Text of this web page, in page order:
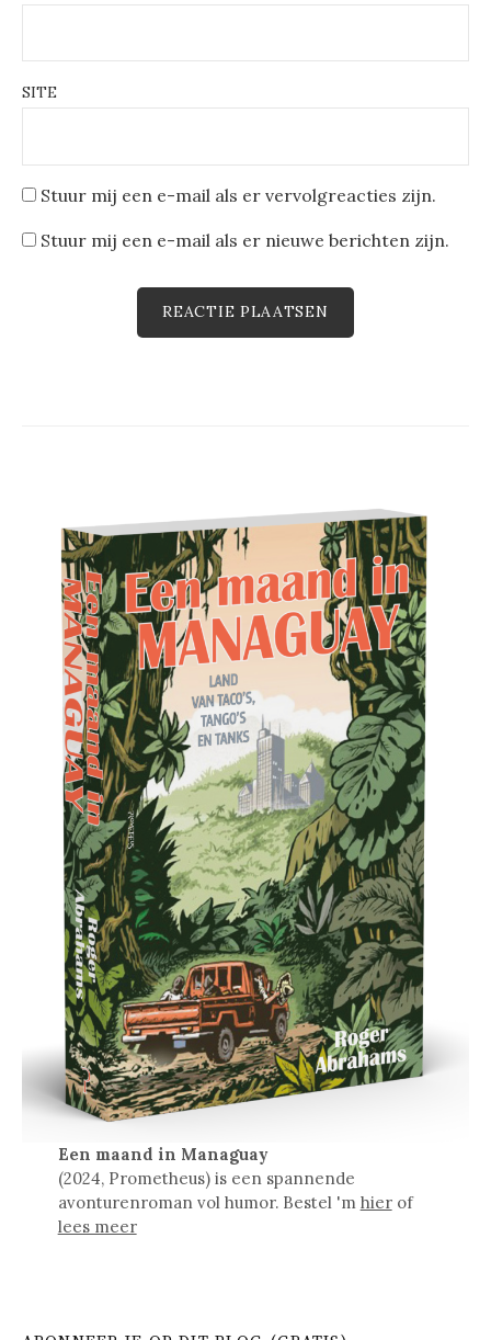
SITE
Stuur mij een e-mail als er vervolgreacties zijn.
Stuur mij een e-mail als er nieuwe berichten zijn.
Een maand in Managuay
(2024, Prometheus) is een spannende
avonturenroman vol humor. Bestel 'm hierof
lees meer